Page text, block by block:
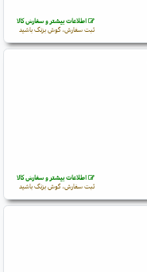
اطلاعات بیشتر و سفارش کالا
ثبت سفارش، گوش بزنگ باشید
اطلاعات بیشتر و سفارش کالا
ثبت سفارش، گوش بزنگ باشید